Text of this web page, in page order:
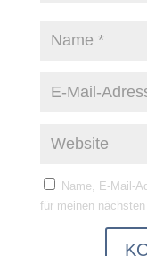
Name, E-Mail-
für meinen